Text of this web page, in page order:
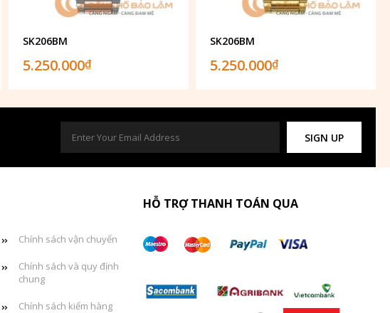
SK206BM
5.250.000₫
SK206BM
5.250.000₫
SIGN UP
Chính sách vận chuyển
Chính sách và quy định
chung
Chính sách kiểm hàng
HỖ TRỢ THANH TOÁN QUA